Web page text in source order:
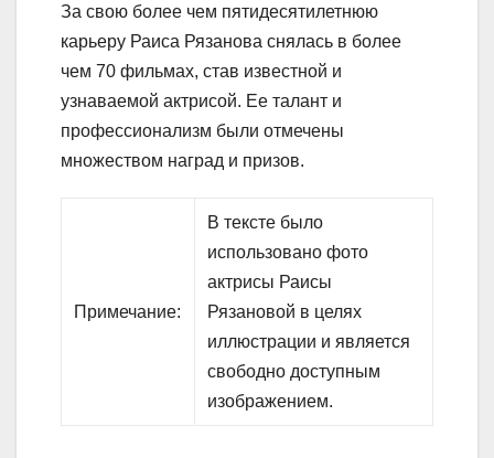
За свою более чем пятидесятилетнюю
карьеру Раиса Рязанова снялась в более
чем 70 фильмах, став известной и
узнаваемой актрисой. Ее талант и
профессионализм были отмечены
множеством наград и призов.
Примечание:
В тексте было
использовано фото
актрисы Раисы
Рязановой в целях
иллюстрации и является
свободно доступным
изображением.